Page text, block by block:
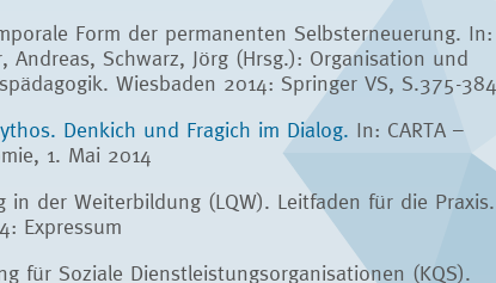
Form der permanenten Selbsterneuerung. In:
Schwarz, Jörg (Hrsg.): Organisation und
Wiesbaden 2014: Springer VS, S.375-384
Denkich und Fragich im Dialog. In: CARTA –
1. Mai 2014
der Weiterbildung (LQW). Leitfaden für die Praxis.
Expressum
für Soziale Dienstleistungsorganisationen (KQS).